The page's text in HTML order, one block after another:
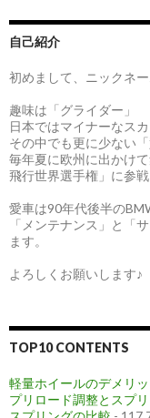
自己紹介
初めまして、ニックネ
趣味は「グライダー」
日本ではマイナーなス
その中でも更に少ない
毎年夏に欧州に出かけ
飛行世界選手権」に参戦
愛車は90年代後半の
「メンテナンス」と「
ます。
よろしくお願いします♪
TOP10 CONTENTS
軽量ホイールのデメリ
プリロード調整とスプ